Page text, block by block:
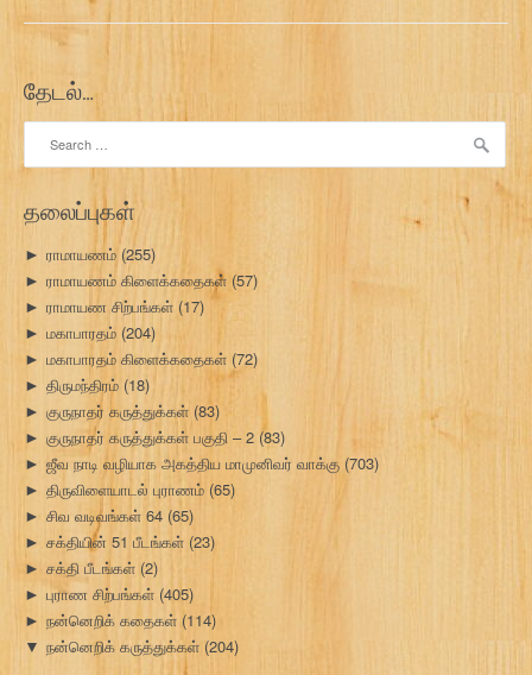
தேடல்…
தலைப்புகள்
► ராமாயணம் (255)
► ராமாயணம் கிளைக்கதைகள் (57)
► ராமாயண சிற்பங்கள் (17)
► மகாபாரதம் (204)
► மகாபாரதம் கிளைக்கதைகள் (72)
► திருமந்திரம் (18)
► குருநாதர் கருத்துக்கள் (83)
► குருநாதர் கருத்துக்கள் பகுதி – 2 (83)
► ஜீவ நாடி வழியாக அகத்திய மாமுனிவர் வாக்கு (703)
► திருவிளையாடல் புராணம் (65)
► சிவ வடிவங்கள் 64 (65)
► சக்தியின் 51 பீடங்கள் (23)
► சக்தி பீடங்கள் (2)
► புராண சிற்பங்கள் (405)
► நன்னெறிக் கதைகள் (114)
▼ நன்னெறிக் கருத்துக்கள் (204)